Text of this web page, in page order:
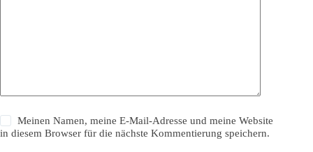
Meinen Namen, meine E-Mail-Adresse und meine Website
in diesem Browser für die nächste Kommentierung speichern.